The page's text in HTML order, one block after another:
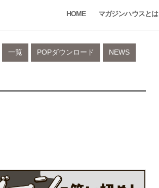
HOME マガジンハウスとは
NEWS
POPダウンロード
一覧